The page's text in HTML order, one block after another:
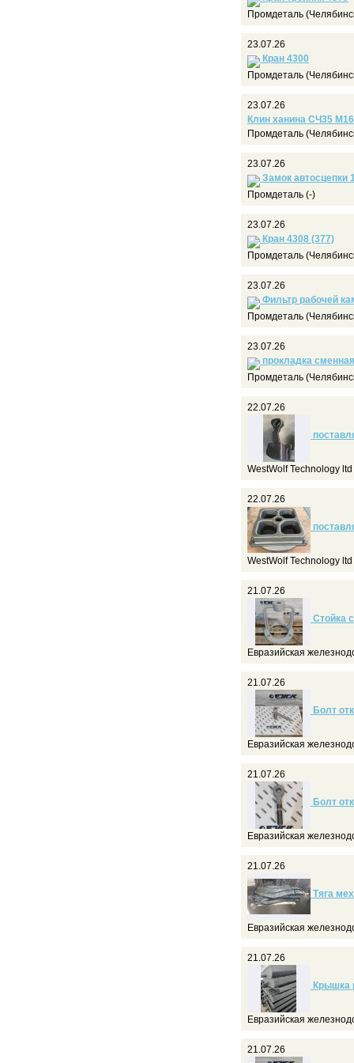
Промдеталь
23.07.26
Кран 4300
Промдеталь
23.07.26
Клин ханина СЧ35
Промдеталь
23.07.26
Замок автосцепки
Промдеталь (-)
23.07.26
Кран 4308 (377)
Промдеталь
23.07.26
Фильтр рабочей
Промдеталь
23.07.26
прокладка
Промдеталь
22.07.26
WestWolf Technology
22.07.26
WestWolf Technology
21.07.26
Стойка
Евразийская
21.07.26
Болт
Евразийская
21.07.26
Болт
Евразийская
21.07.26
Тяга
Евразийская
21.07.26
Крышка
Евразийская
21.07.26